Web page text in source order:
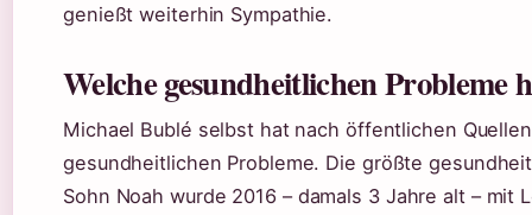
genießt weiterhin Sympathie.
Welche gesundheitlichen Probleme
Michael Bublé selbst hat nach öffentlichen
gesundheitlichen Probleme. Die größte
Sohn Noah wurde 2016 – damals 3 Jahre alt –